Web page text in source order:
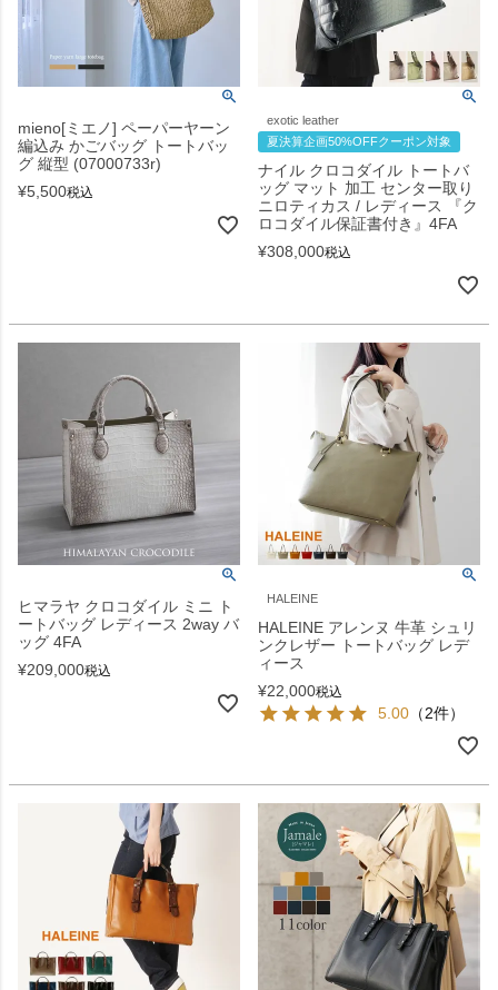
mieno[ミエノ] ペーパーヤーン
編込み かごバッグ トートバッ
グ 縦型 (07000733r)
¥5,500税込
exotic leather
夏決算企画50%OFFクーポン対象
ナイル クロコダイル トートバ
ッグ マット 加工 センター取り
ニロティカス / レディース 『ク
ロコダイル保証書付き』4FA
¥308,000税込
ヒマラヤ クロコダイル ミニ ト
ートバッグ レディース 2way バ
ッグ 4FA
¥209,000税込
HALEINE
HALEINE アレンヌ 牛革 シュリ
ンクレザー トートバッグ レデ
ィース
¥22,000税込
5.00 （2件）